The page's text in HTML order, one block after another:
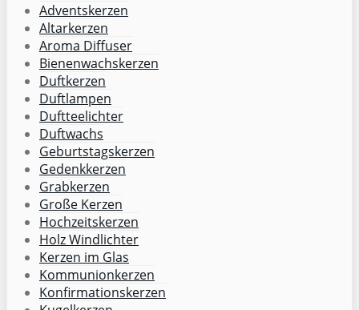
Adventskerzen
Altarkerzen
Aroma Diffuser
Bienenwachskerzen
Duftkerzen
Duftlampen
Duftteelichter
Duftwachs
Geburtstagskerzen
Gedenkkerzen
Grabkerzen
Große Kerzen
Hochzeitskerzen
Holz Windlichter
Kerzen im Glas
Kommunionkerzen
Konfirmationskerzen